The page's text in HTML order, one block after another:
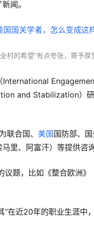
闻。
村的希望”有点夸张，寄予厚
and Stabilization）研
联合国、 美国 国防部、
里、阿富汗）等提供咨询